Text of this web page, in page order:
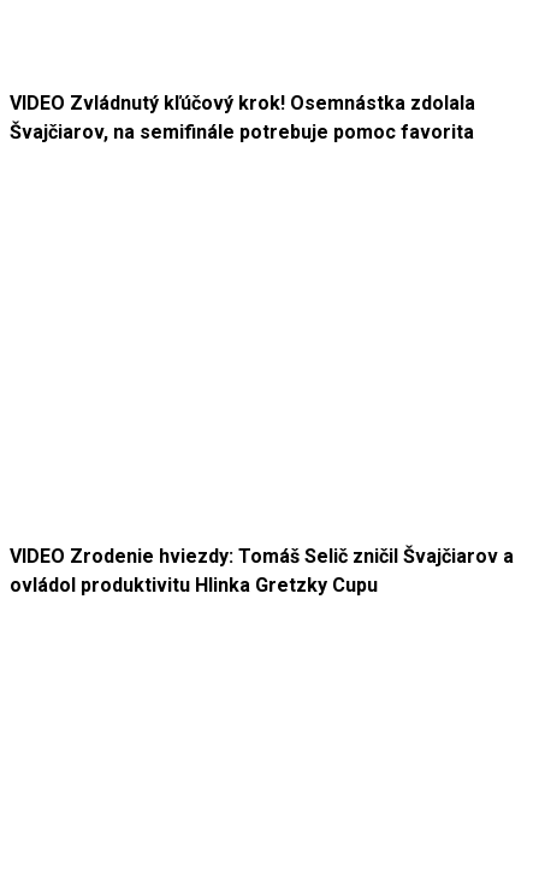
VIDEO Zvládnutý kľúčový krok! Osemnástka zdolala
Švajčiarov, na semifinále potrebuje pomoc favorita
VIDEO Zrodenie hviezdy: Tomáš Selič zničil Švajčiarov a
ovládol produktivitu Hlinka Gretzky Cupu